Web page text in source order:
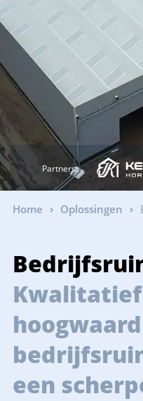
Partners:
Home Oplossingen
Kwalitatief
een